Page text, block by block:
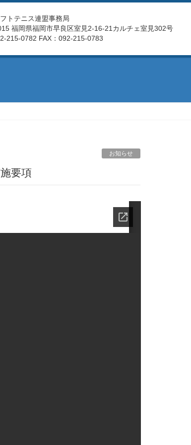
トテニス連盟事務局
福岡県福岡市早良区室見2-16-21カルチェ室見302号
215-0782 FAX：092-215-0783
お知らせ
要項